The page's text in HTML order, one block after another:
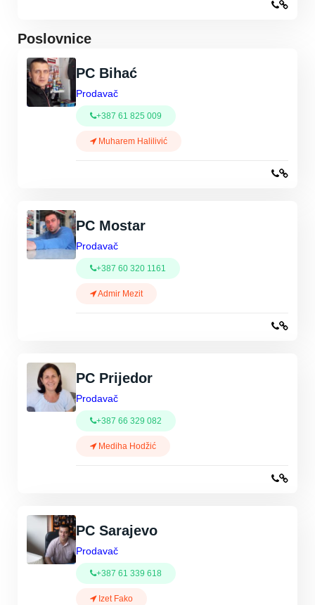
Poslovnice
PC Bihać
Prodavač
+387 61 825 009
Muharem Halilivić
PC Mostar
Prodavač
+387 60 320 1161
Admir Mezit
PC Prijedor
Prodavač
+387 66 329 082
Mediha Hodžić
PC Sarajevo
Prodavač
+387 61 339 618
Izet Fako